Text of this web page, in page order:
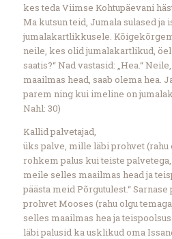
kes teda Viimse Kohtupäevani
Ma kutsun teid, Jumala sulased ja
jumalakartlikkusele.
neile, kes olid jumalakartlikud,
saatis?“ Nad vastasid: „Hea.“
maailmas head, saab olema hea.
parem ning kui imeline on
Nahl: 30)
Kallid palvetajad,
üks palve, mille läbi prohvet (rahu
rohkem palus kui teiste palvetega,
meile selles maailmas head ja
päästa meid Põrgutulest.“
prohvet Mooses (rahu olgu
selles maailmas hea ja
läbi palusid ka usklikud oma